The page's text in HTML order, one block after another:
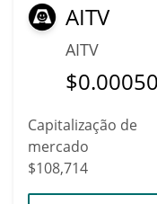
AITV
AITV
$
Capitalização de
mercado
$108,714